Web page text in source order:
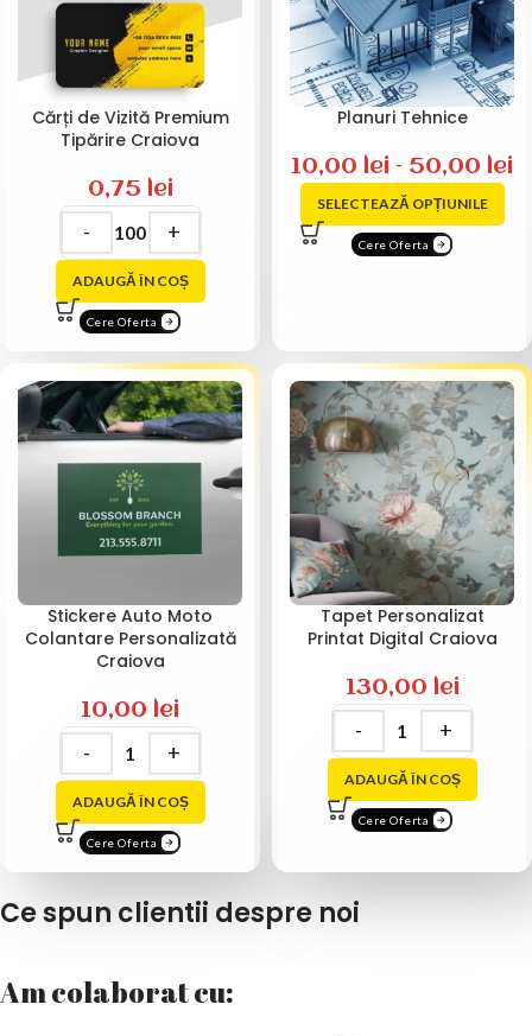
Cărți de Vizită Premium
Tipărire Craiova
0,75 lei
ADAUGĂ ÎN COȘ
Cere Oferta
Planuri Tehnice
10,00 lei – 50,00 lei
SELECTEAZĂ OPȚIUNILE
Cere Oferta
Stickere Auto Moto
Colantare Personalizată
Craiova
10,00 lei
ADAUGĂ ÎN COȘ
Cere Oferta
Tapet Personalizat
Printat Digital Craiova
130,00 lei
ADAUGĂ ÎN COȘ
Cere Oferta
Ce spun clientii despre noi
Am colaborat cu: